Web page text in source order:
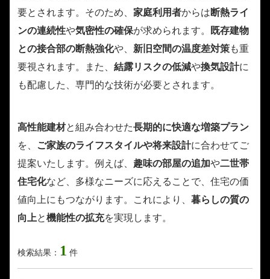
要とされます。そのため、 家庭利用者からは断熱ライ
ンの連続性や気密性の確保が求められます。
既存建物
との接合部の断熱強化や、 新旧空間の温度差対策も重
要視されます。また、 結露リスクの低減や換気設計に
も配慮した、専門的な技術が必要とされます。
高性能建材と組み合わせた長期的に快適な増築プラン
を、
ご家族のライフスタイルや将来設計に合わせてご
提案いたします。例えば、 趣味の部屋の追加や二世帯
住宅化など、多様なニーズに応えることで、住宅の価
値向上にもつながります。これにより、 暮らしの質の
向上と機能性の拡充を実現します。
検索結果： 1 件